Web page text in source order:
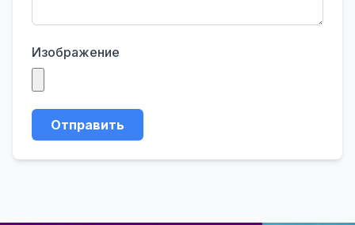
Изображение
Отправить